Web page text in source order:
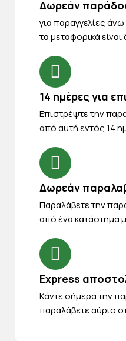
Δωρεάν
για παραγγελίες
τα μεταφορικά
14 ημέρες για
Eπιστρέψτε την
από αυτή εντός 14
Δωρεάν
Παραλάβετε την
από ένα κατάστημα
Express
Κάντε σήμερα την
παραλάβετε αύριο